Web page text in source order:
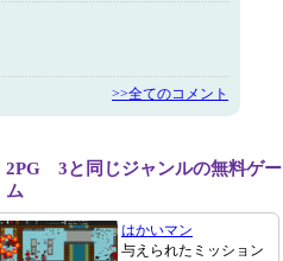
>>全てのコメント
2PG 3と同じジャンルの無料ゲー
ム
はかいマン
与えられたミッション